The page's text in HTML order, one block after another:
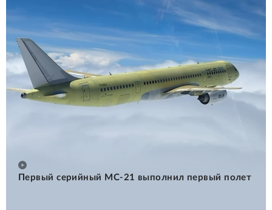
Первый серийный МС-21 выполнил первый полет